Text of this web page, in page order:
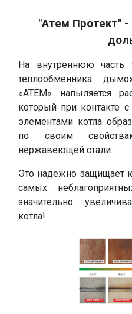
"Атем Протект"
На внутреннюю
теплообменника
«АТЕМ» напыляется
который при контакте
элементами котла
по своим
нержавеющей стали.
Это надежно защищает
самых
значительно
котла!